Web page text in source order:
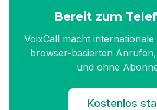
Bereit zum
VoixCall macht
browser-basierten
und ohne
Kostenlos